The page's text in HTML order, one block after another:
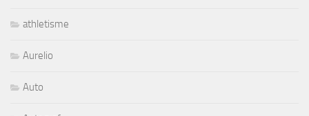
athletisme
Aurelio
Auto